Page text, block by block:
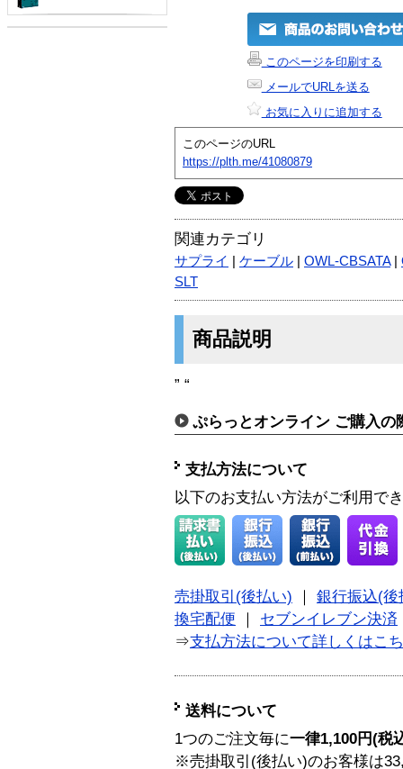
このページを印刷する
メールでURLを送る
お気に入りに追加する
このページのURL
https://plth.me/41080879
関連カテゴリ
サプライ ケーブル OWL-CBSATA|
SLT
商品説明
” “
ぷらっとオンライン ご購入の
支払方法について
以下のお支払い方法がご利用で
売掛取引(後払い)
銀行振込(後
換宅配便
セブンイレブン決済
⇒支払方法について詳しくはこ
送料について
1つのご注文毎に一律1,100円(税
※売掛取引(後払い)のお客様は